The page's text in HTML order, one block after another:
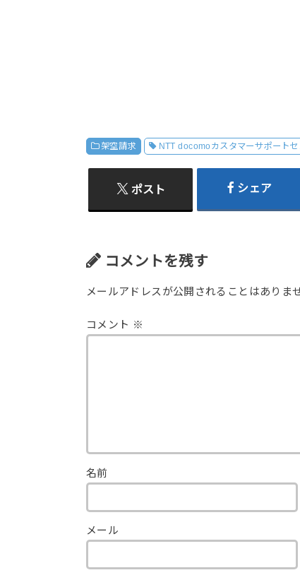
架空請求 NTT docomoカスタマーサポートセ
ポスト シェア
コメントを残す
メールアドレスが公開されることはありま
コメント ※
名前
メール